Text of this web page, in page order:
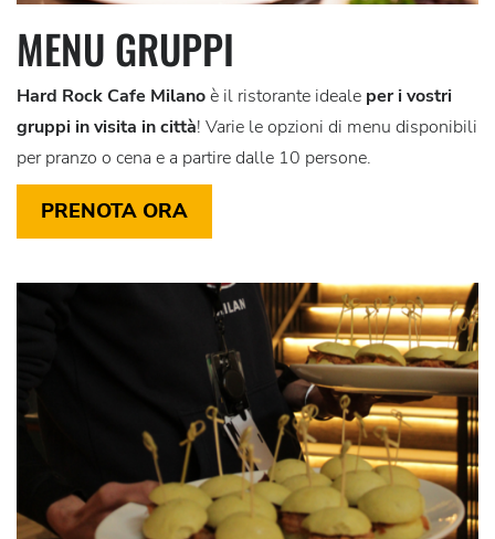
MENU GRUPPI
Hard Rock Cafe Milanoè il ristorante ideale per i vostri
gruppi in visita in città! Varie le opzioni di menu disponibili
per pranzo o cena e a partire dalle 10 persone.
PRENOTA ORA